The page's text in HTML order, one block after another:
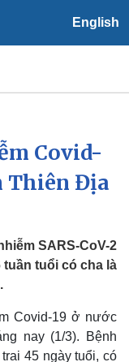
English
thời tiết
Covid-
Thiên Địa
SARS-CoV-2
tuần tuổi có cha là
Covid-19 ở nước
nay (1/3). Bệnh
45 ngày tuổi, có